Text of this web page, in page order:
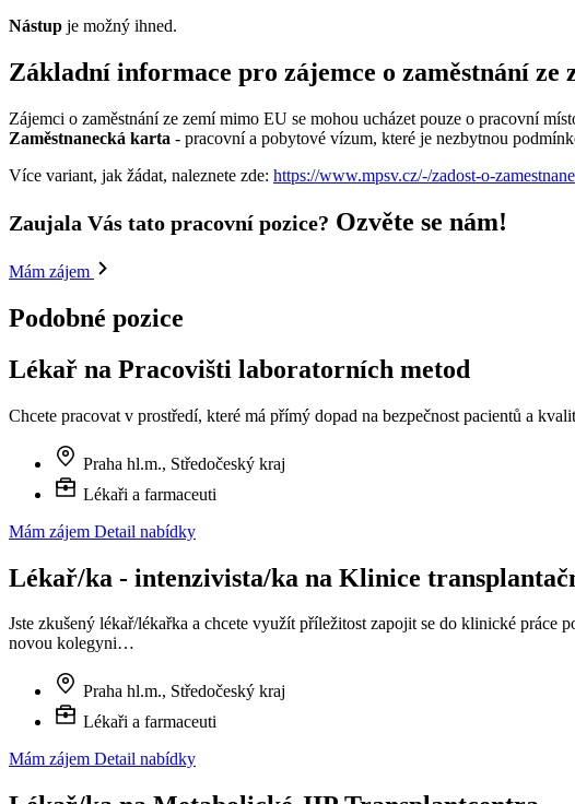
Nástup je možný ihned.
Základní informace pro zájemce o zaměstnání ze
Zájemci o zaměstnání ze zemí mimo EU se mohou ucházet pouze o pracovní
Zaměstnanecká karta - pracovní a pobytové vízum, které je nezbytnou
Více variant, jak žádat, naleznete zde: https://www.mpsv.cz/-/zadost-o-
Zaujala Vás tato pracovní pozice? Ozvěte se nám!
Mám zájem
Podobné pozice
Lékař na Pracovišti laboratorních metod
Chcete pracovat v prostředí, které má přímý dopad na bezpečnost pacientů a
Praha hl.m., Středočeský kraj
Lékaři a farmaceuti
Mám zájem Detail nabídky
Lékař/ka - intenzivista/ka na Klinice
Jste zkušený lékař/lékařka a chcete využít příležitost zapojit se do klinické
novou kolegyni…
Praha hl.m., Středočeský kraj
Lékaři a farmaceuti
Mám zájem Detail nabídky